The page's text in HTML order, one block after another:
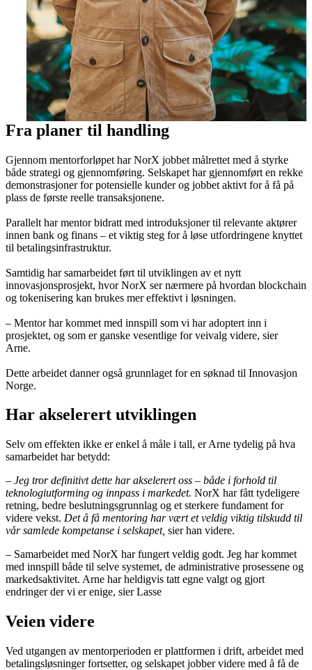
Fra planer til handling
Gjennom mentorforløpet har NorX jobbet målrettet med å styrke
både strategi og gjennomføring. Selskapet har gjennomført en rekke
demonstrasjoner for potensielle kunder og jobbet aktivt for å få på
plass de første reelle transaksjonene.
Parallelt har mentor bidratt med introduksjoner til relevante aktører
innen bank og finans – et viktig steg for å løse utfordringene knyttet
til betalingsinfrastruktur.
Samtidig har samarbeidet ført til utviklingen av et nytt
innovasjonsprosjekt, hvor NorX ser nærmere på hvordan blockchain
og tokenisering kan brukes mer effektivt i løsningen.
– Mentor har kommet med innspill som vi har adoptert inn i
prosjektet, og som er ganske vesentlige for veivalg videre, sier
Arne.
Dette arbeidet danner også grunnlaget for en søknad til Innovasjon
Norge.
Har akselerert utviklingen
Selv om effekten ikke er enkel å måle i tall, er Arne tydelig på hva
samarbeidet har betydd:
– Jeg tror definitivt dette har akselerert oss – både i forhold til
teknologiutforming og innpass i markedet. NorX har fått tydeligere
retning, bedre beslutningsgrunnlag og et sterkere fundament for
videre vekst. Detå få mentoring har vært et veldig viktig tilskudd til
vår samlede kompetanse i selskapet, sier han videre.
– Samarbeidet med NorX har fungert veldig godt. Jeg har kommet
med innspill både til selve systemet, de administrative prosessene og
markedsaktivitet. Arne har heldigvis tatt egne valgt og gjort
endringer der vi er enige, sier Lasse
Veien videre
Ved utgangen av mentorperioden er plattformen i drift, arbeidet med
betalingsløsninger fortsetter, og selskapet jobber videre med å få de